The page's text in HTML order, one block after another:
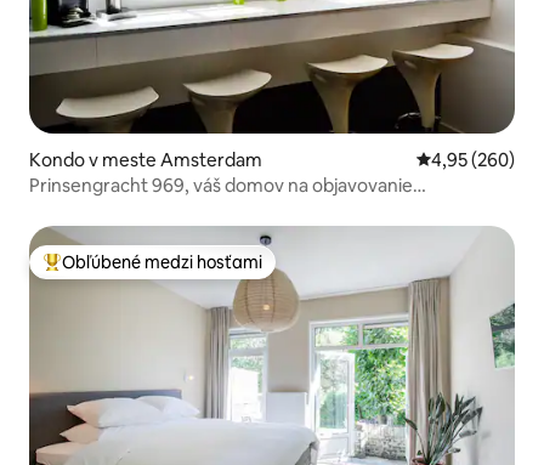
Kondo v meste Amsterdam Priemerné
4,95 (260)
Prinsengracht 969, váš domov na objavovanie
Najobľúbenejšie medzi hosťami
Obľúbené medzi hosťami